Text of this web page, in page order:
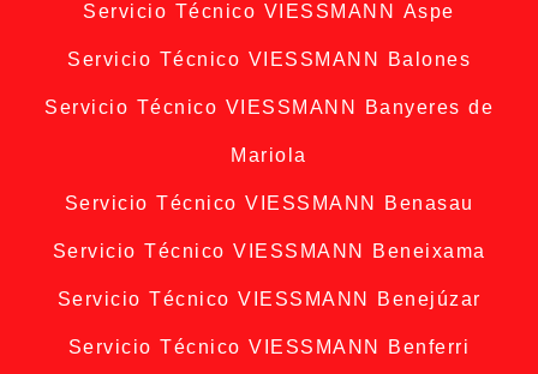
Servicio Técnico VIESSMANN Aspe
Servicio Técnico VIESSMANN Balones
Servicio Técnico VIESSMANN Banyeres de
Mariola
Servicio Técnico VIESSMANN Benasau
Servicio Técnico VIESSMANN Beneixama
Servicio Técnico VIESSMANN Benejúzar
Servicio Técnico VIESSMANN Benferri